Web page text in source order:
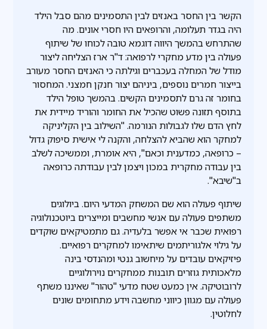
הקשר בין החסר באנזים לבין התסמינים מהם סבל הילד
היה בגדר תעלומה, והרופאים היו חסרי אונים. מה
שהתרחש בהמשך היווה דוגמא טובה לכוחו של שיתוף
פעולה בין מדע מחקרי לרפואה: ד"ר ארז הצליחה ליצור
מודל של המחלה בעכברים וגילתה כי האנזים החסר מעורב
בייצור חמרים נוספים, ביניהם יצור חנקן חמצני. המחסור
בחומר זה גרם לתסמינים הקשים. בהמשך טופל הילד
בתוסף תזונה פשוט שהכיל את החומר והוריד מיידית את
לחץ הדם שלו לגבולות הנורמה. "השילוב בין הקליניקה
למחקר הוא שהביא להצלחה, והקנה לי אישית סיפוק גדול
– כרופאה, כמדענית וכאם", היא אומרת, וממשיכה לשלב
בין עבודה מחקרית במכון ויצמן לבין עבודתה כרופאה
ב"שיבא".
שיתוף פעולה הוא שם המשחק המדעי היום. ביולוגים
משתפים פעולה עם אנשי מחשבים ומייצרים ביוטכנולוגיה
רפואית שכבר אי אפשר בלעדיה. גם מתמטיקאים שוקדים
על גילוי אלגוריתמים שיתאימו למחקרים רפואיים.
פיזיקאים עובדים על מיחשוב גנטי ומהנדסי בינה
מלאכותית גוזרים תובנות ממחקרים נוירולוגיים
לרובוטיקה. אין כמעט שטח מדעי "טהור" שאיננו משתף
פעולה עם מגוון כיווני מחשבה וידע מתחומים שונים
לחלוטין.